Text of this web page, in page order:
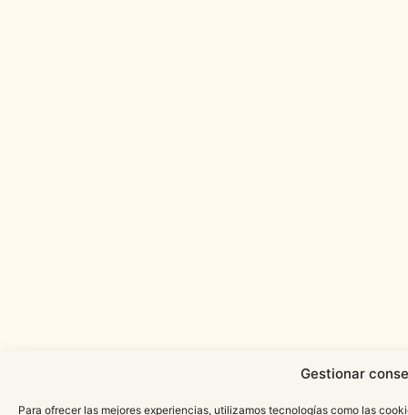
Gestionar
Para ofrecer las mejores experiencias, utilizamos tecnologías como las